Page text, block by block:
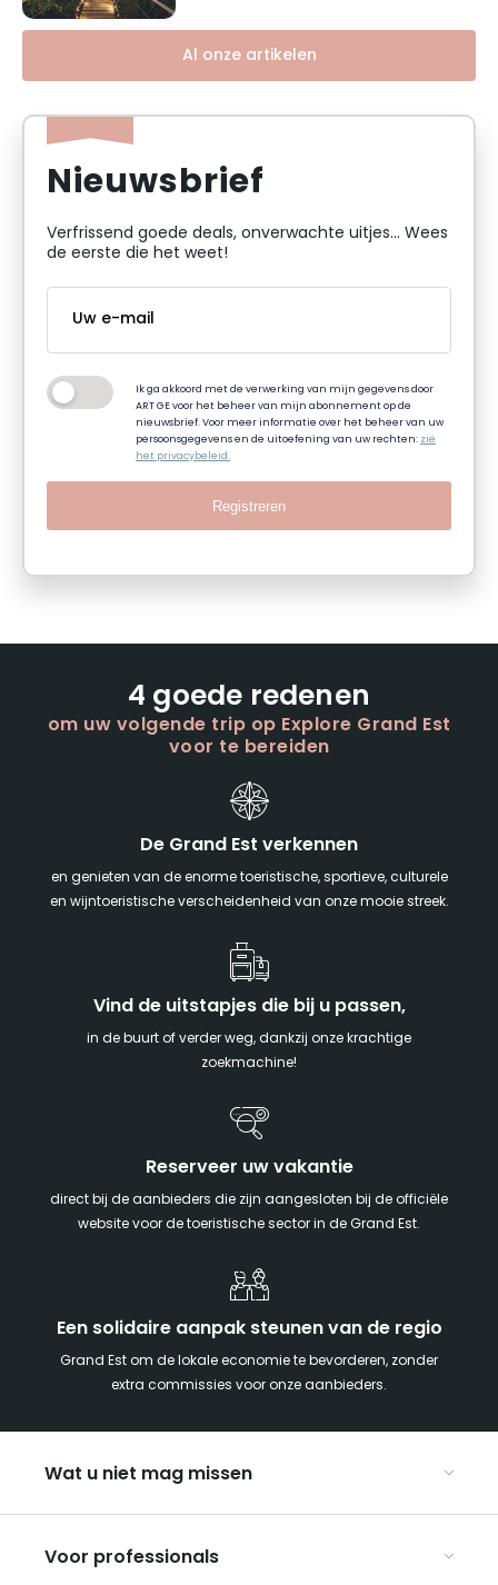
Al onze artikelen
Nieuwsbrief
Verfrissend goede deals, onverwachte uitjes... Wees
de eerste die het weet!
Ik ga akkoord met de verwerking van mijn gegevens door
ART GE voor het beheer van mijn abonnement op de
nieuwsbrief. Voor meer informatie over het beheer van uw
persoonsgegevens en de uitoefening van uw rechten:zie
het privacybeleid.
Registreren
4 goede redenen
om uw volgende trip op Explore Grand Est
voor te bereiden
De Grand Est verkennen
en genieten van de enorme toeristische, sportieve, culturele
en wijntoeristische verscheidenheid van onze mooie streek.
Vind de uitstapjes die bij u passen,
in de buurt of verder weg, dankzij onze krachtige
zoekmachine!
Reserveer uw vakantie
direct bij de aanbieders die zijn aangesloten bij de officiële
website voor de toeristische sector in de Grand Est.
Een solidaire aanpak steunen van de regio
Grand Est om de lokale economie te bevorderen, zonder
extra commissies voor onze aanbieders.
Wat u niet mag missen
Met z’n tweeën
Voor professionals